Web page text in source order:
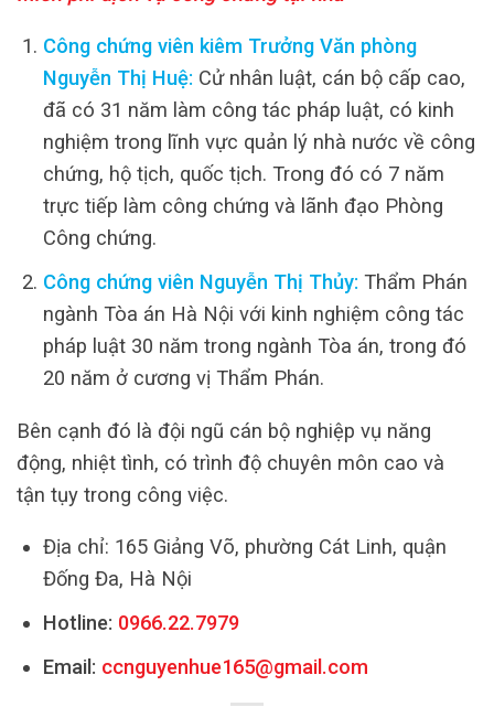
Công chứng viên kiêm Trưởng Văn phòng
Nguyễn Thị Huệ: Cử nhân luật, cán bộ cấp cao,
đã có 31 năm làm công tác pháp luật, có kinh
nghiệm trong lĩnh vực quản lý nhà nước về công
chứng, hộ tịch, quốc tịch. Trong đó có 7 năm
trực tiếp làm công chứng và lãnh đạo Phòng
Công chứng.
Công chứng viên Nguyễn Thị Thủy: Thẩm Phán
ngành Tòa án Hà Nội với kinh nghiệm công tác
pháp luật 30 năm trong ngành Tòa án, trong đó
20 năm ở cương vị Thẩm Phán.
Bên cạnh đó là đội ngũ cán bộ nghiệp vụ năng
động, nhiệt tình, có trình độ chuyên môn cao và
tận tụy trong công việc.
Địa chỉ: 165 Giảng Võ, phường Cát Linh, quận
Đống Đa, Hà Nội
Hotline: 0966.22.7979
Email: ccnguyenhue165@gmail.com